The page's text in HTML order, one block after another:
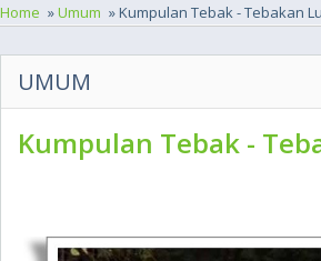
Home »Umum » Kumpulan Tebak - Tebakan
UMUM
Kumpulan Tebak -